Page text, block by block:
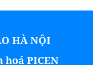
HÀ NỘI
PICEN